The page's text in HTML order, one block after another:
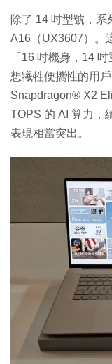
除了 14 吋型號，
A16（UX3607）。
「16 吋機身，14
想犧牲便攜性的用
Snapdragon® X2
TOPS 的 AI 算力，
表現相當突出。